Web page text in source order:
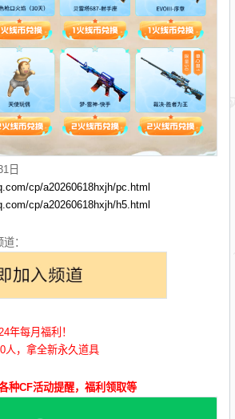
日
cp/a20260618hxjh/pc.html
cp/a20260618hxjh/h5.html
：
年每月福利！
人，拿全新永久道具
种CF活动提醒，福利领取等